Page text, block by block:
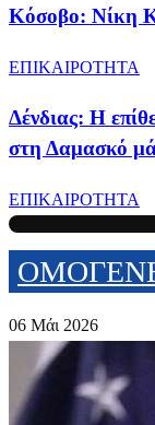
Κόσοβο: Νίκη
ΕΠΙΚΑΙΡΟΤΗΤΑ
Δένδιας: Η
στη Δαμασκό
ΕΠΙΚΑΙΡΟΤΗΤΑ
06 Μάι 2026